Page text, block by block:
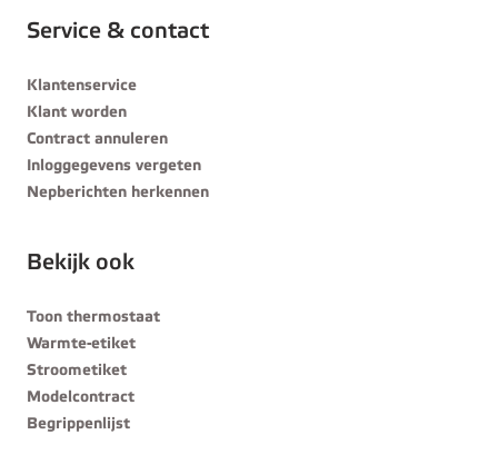
Service & contact
Klantenservice
Klant worden
Contract annuleren
Inloggegevens vergeten
Nepberichten herkennen
Bekijk ook
Toon thermostaat
Warmte-etiket
Stroometiket
Modelcontract
Begrippenlijst